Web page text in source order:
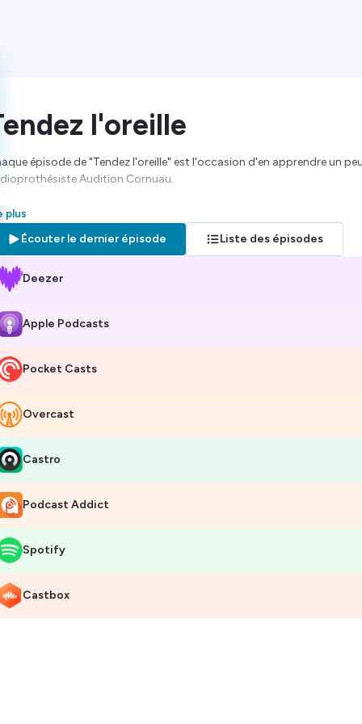
l'oreille
épisode de "Tendez l'oreille" est l'occasion d'en apprendre un
Audition Cornuau.
aborde de manière simple, claire et efficace les thématiques
atteints de troubles auditifs que leurs proches.
écoute !
plus
Écouter le dernier épisode Liste des épisodes
Deezer
Apple Podcasts
Pocket Casts
Overcast
Castro
Podcast Addict
Spotify
Castbox